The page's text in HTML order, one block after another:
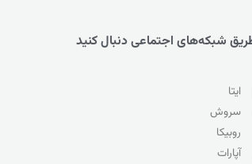
طریق شبکه‌های اجتماعی دنبال کنید
ایتا
سروش
روبیکا
آپارات